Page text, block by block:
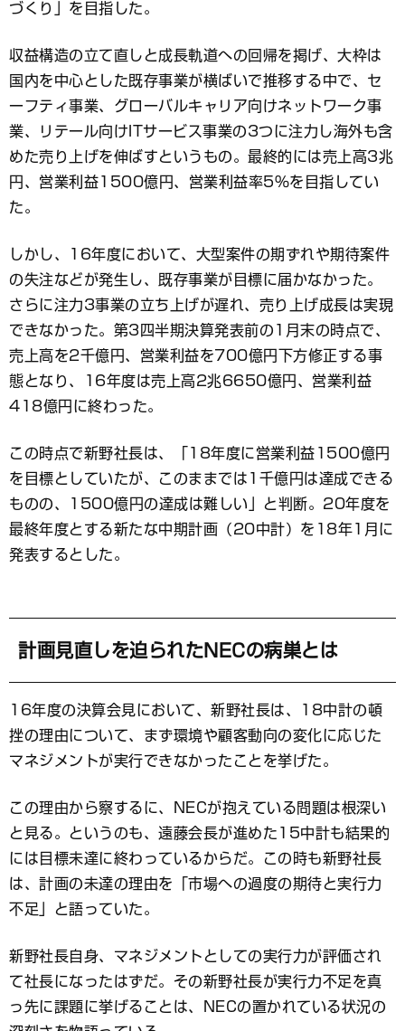
づくり」を目指した。
収益構造の立て直しと成長軌道への回帰を掲げ、大枠は
国内を中心とした既存事業が横ばいで推移する中で、セ
ーフティ事業、グローバルキャリア向けネットワーク事
業、リテール向けITサービス事業の3つに注力し海外も含
めた売り上げを伸ばすというもの。最終的には売上高3兆
円、営業利益1500億円、営業利益率5％を目指してい
た。
しかし、16年度において、大型案件の期ずれや期待案件
の失注などが発生し、既存事業が目標に届かなかった。
さらに注力3事業の立ち上げが遅れ、売り上げ成長は実現
できなかった。第3四半期決算発表前の1月末の時点で、
売上高を2千億円、営業利益を700億円下方修正する事
態となり、16年度は売上高2兆6650億円、営業利益
418億円に終わった。
この時点で新野社長は、「18年度に営業利益1500億円
を目標としていたが、このままでは1千億円は達成できる
ものの、1500億円の達成は難しい」と判断。20年度を
最終年度とする新たな中期計画（20中計）を18年1月に
発表するとした。
計画見直しを迫られたNECの病巣とは
16年度の決算会見において、新野社長は、18中計の頓
挫の理由について、まず環境や顧客動向の変化に応じた
マネジメントが実行できなかったことを挙げた。
この理由から察するに、NECが抱えている問題は根深い
と見る。というのも、遠藤会長が進めた15中計も結果的
には目標未達に終わっているからだ。この時も新野社長
は、計画の未達の理由を「市場への過度の期待と実行力
不足」と語っていた。
新野社長自身、マネジメントとしての実行力が評価され
て社長になったはずだ。その新野社長が実行力不足を真
っ先に課題に挙げることは、NECの置かれている状況の